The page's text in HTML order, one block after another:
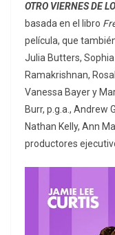
OTRO VIERNES DE
basada en el libro
película, que
Julia Butters,
Ramakrishnan,
Vanessa Bayer y
Burr, p.g.a., Andrew
Nathan Kelly, Ann
productores